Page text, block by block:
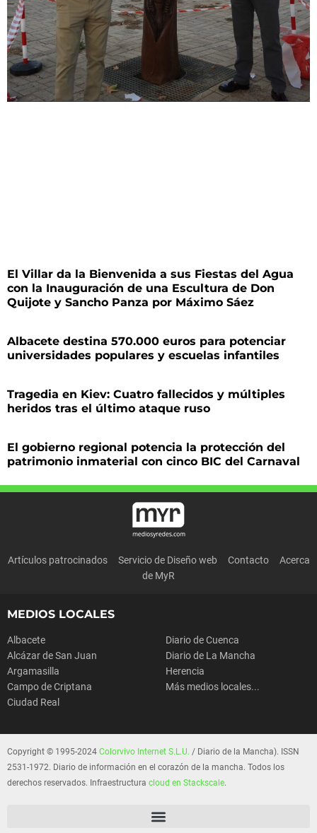
El Villar da la Bienvenida a sus Fiestas del Agua
con la Inauguración de una Escultura de Don
Quijote y Sancho Panza por Máximo Sáez
Albacete destina 570.000 euros para potenciar
universidades populares y escuelas infantiles
Tragedia en Kiev: Cuatro fallecidos y múltiples
heridos tras el último ataque ruso
El gobierno regional potencia la protección del
patrimonio inmaterial con cinco BIC del Carnaval
Artículos patrocinados Servicio de Diseño web Contacto
Acerca
de MyR
MEDIOS LOCALES
Albacete
Alcázar de San Juan
Argamasilla
Campo de Criptana
Ciudad Real
Diario de Cuenca
Diario de La Mancha
Herencia
Más medios locales...
Copyright © 1995-2024 Colorvivo Internet S.L.U. / Diario de la Mancha). ISSN
2531-1972. Diario de información en el corazón de la mancha. Todos los
derechos reservados. Infraestructura cloud en Stackscale.